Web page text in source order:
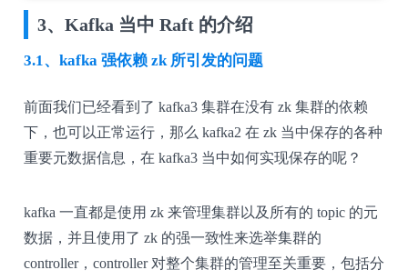
3、Kafka 当中 Raft 的介绍
3.1、kafka 强依赖 zk 所引发的问题
前面我们已经看到了 kafka3 集群在没有 zk 集群的依赖
下，也可以正常运行，那么 kafka2 在 zk 当中保存的各种
重要元数据信息，在 kafka3 当中如何实现保存的呢？
kafka 一直都是使用 zk 来管理集群以及所有的 topic 的元
数据，并且使用了 zk 的强一致性来选举集群的
controller，controller 对整个集群的管理至关重要，包括分